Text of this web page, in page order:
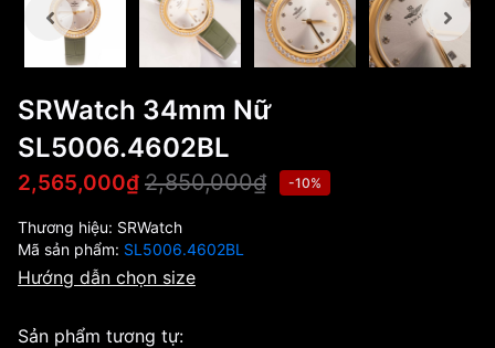
SRWatch 34mm Nữ
SL5006.4602BL
2,565,000₫ 2,850,000₫ -10%
Thương hiệu: SRWatch
Mã sản phẩm: SL5006.4602BL
Hướng dẫn chọn size
Sản phẩm tương tự: